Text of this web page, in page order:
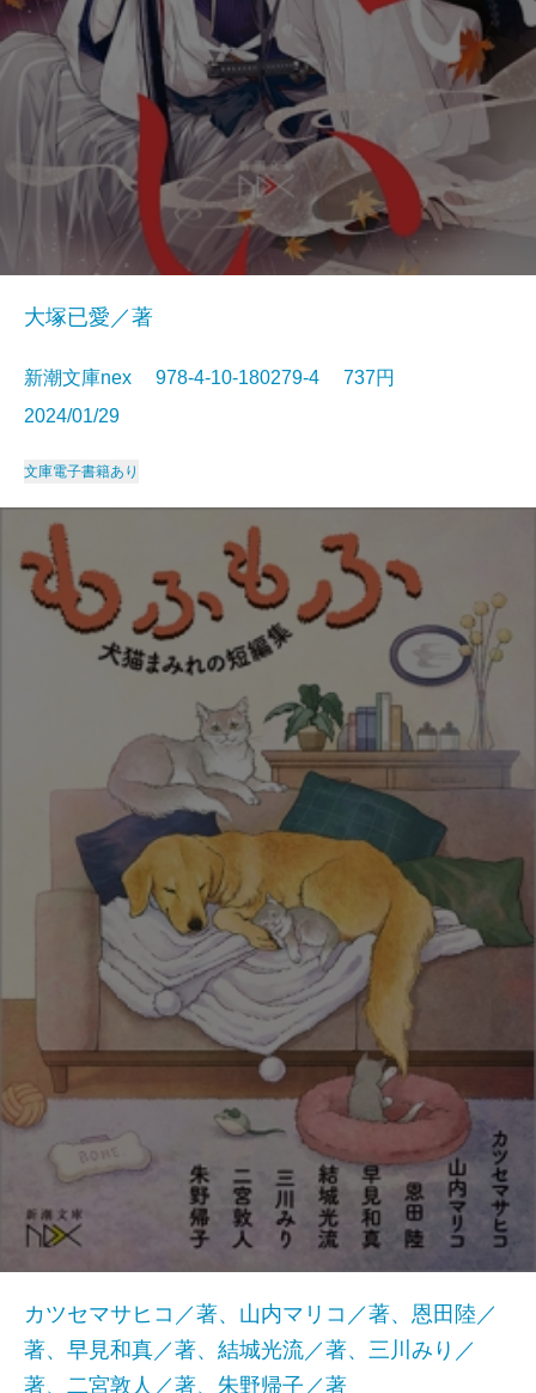
大塚已愛／著
新潮文庫nex 978-4-10-180279-4 737円
2024/01/29
文庫電子書籍あり
カツセマサヒコ／著、山内マリコ／著、恩田陸／
著、早見和真／著、結城光流／著、三川みり／
著、二宮敦人／著、朱野帰子／著